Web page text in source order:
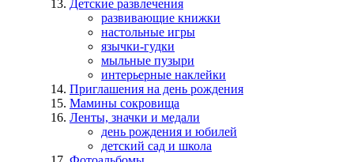
Детские развлечения
развивающие книжки
настольные игры
язычки-гудки
мыльные пузыри
интерьерные наклейки
Приглашения на день рождения
Мамины сокровища
Ленты, значки и медали
день рождения и юбилей
детский сад и школа